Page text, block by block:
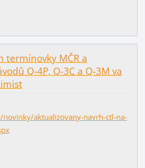
termínovky MČR a
Q-4P, Q-3C a Q-3M va
aktualizovany-navrh-ctl-na-